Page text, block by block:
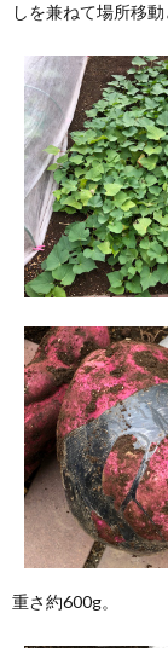
しを兼ねて場所移動
重さ約600g。